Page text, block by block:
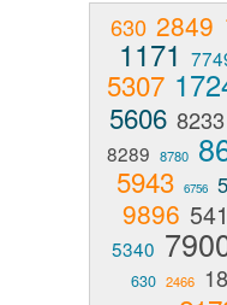
630 2849
1171
5307
5606 8233
8289 8780
5943 6756
9896 541
5340
630 2466